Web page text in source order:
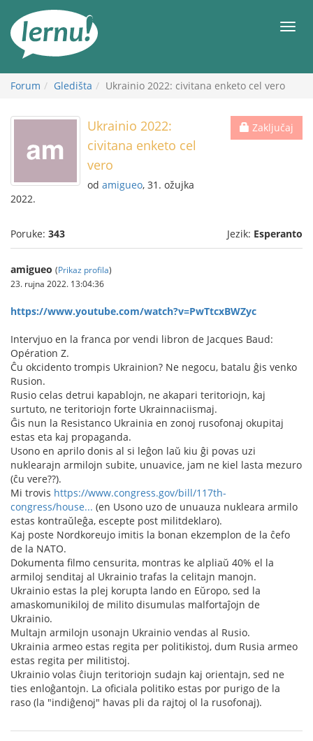
Meni
Forum Gledišta Ukrainio 2022: civitana enketo cel vero
Zaključaj
Ukrainio 2022:
civitana enketo cel
vero
od amigueo, 31. ožujka
2022.
Poruke: 343 Jezik: Esperanto
amigueo (Prikaz profila)
23. rujna 2022. 13:04:36
https://www.youtube.com/watch?v=PwTtcxBWZyc
Intervjuo en la franca por vendi libron de Jacques Baud:
Opération Z.
Ĉu okcidento trompis Ukrainion? Ne negocu, batalu ĝis venko
Rusion.
Rusio celas detrui kapablojn, ne akapari teritoriojn, kaj
surtuto, ne teritoriojn forte Ukrainnaciismaj.
Ĝis nun la Resistanco Ukrainia en zonoj rusofonaj okupitaj
estas eta kaj propaganda.
Usono en aprilo donis al si leĝon laŭ kiu ĝi povas uzi
nuklearajn armilojn subite, unuavice, jam ne kiel lasta mezuro
(ĉu vere??).
Mi trovis https://www.congress.gov/bill/117th-
congress/house... (en Usono uzo de unuauza nukleara armilo
estas kontraŭleĝa, escepte post militdeklaro).
Kaj poste Nordkoreujo imitis la bonan ekzemplon de la ĉefo
de la NATO.
Dokumenta filmo censurita, montras ke alpliaŭ 40% el la
armiloj senditaj al Ukrainio trafas la celitajn manojn.
Ukrainio estas la plej korupta lando en Eŭropo, sed la
amaskomunikiloj de milito disumulas malfortaĵojn de
Ukrainio.
Multajn armilojn usonajn Ukrainio vendas al Rusio.
Ukrainia armeo estas regita per politikistoj, dum Rusia armeo
estas regita per militistoj.
Ukrainio volas ĉiujn teritoriojn sudajn kaj orientajn, sed ne
ties enloĝantojn. La oficiala politiko estas por purigo de la
raso (la "indiĝenoj" havas pli da rajtoj ol la rusofonaj).